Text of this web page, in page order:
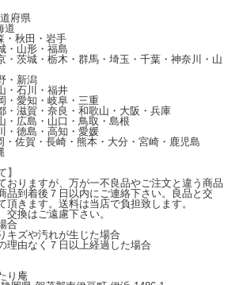
県
道
秋田・岩手
山形・福島
茨城・栃木・群馬・埼玉・千葉・神奈川・山
・新潟
・石川・福井
愛知・岐阜・三重
滋賀・奈良・和歌山・大阪・兵庫
広島・山口・鳥取・島根
徳島・高知・愛媛
佐賀・長崎・熊本・大分・宮崎・鹿児島
】
おりますが、万が一不良品やご注文と違う商品
品到着後７日以内にご連絡下さい。良品と交
頂きます。送料は当店で負担致します。
交換はご遠慮下さい。
合
キズや汚れが生じた場合
理由なく７日以上経過した場合
り庵